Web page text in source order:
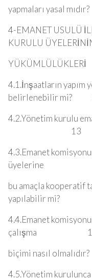
yapmaları yasal mıdır?
4-EMANET USULÜ
KURULU
YÜKÜMLÜLÜKLERİ
4.1.İnşaatların
belirlenebilir mi?
4.2.Yönetim kurulu
13
4.3.Emanet
üyelerine
bu amaçla kooperatif
yapılabilir mi?
4.4.Emanet
çalışma
biçimi nasıl olmalıdır?
4.5.Yönetim